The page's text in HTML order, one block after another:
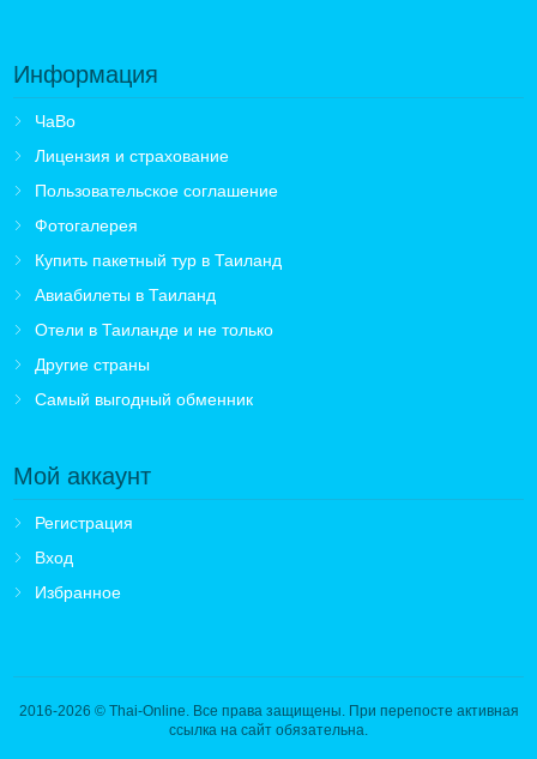
Информация
ЧаВо
Лицензия и страхование
Пользовательское соглашение
Фотогалерея
Купить пакетный тур в Таиланд
Авиабилеты в Таиланд
Отели в Таиланде и не только
Другие страны
Самый выгодный обменник
Мой аккаунт
Регистрация
Вход
Избранное
2016-2026 © Thai-Online. Все права защищены. При перепосте активная
ссылка на сайт обязательна.